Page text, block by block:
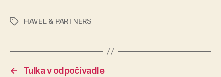
ZnačkyHAVEL & PARTNERS
←
Tulka v odpočívadle